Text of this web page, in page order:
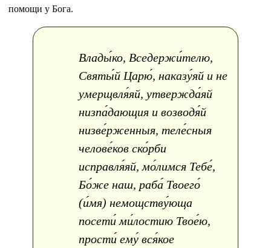
помощи у Бога.
Влады́ко, Вседержи́телю,
Святы́й Царю́, наказу́яй и не
умерщвля́яй, утвержда́яй
низпа́дающия и возводя́й
низве́рженныя, теле́сныя
челове́ков ско́рби
исправля́яй, мо́лимся Тебе́,
Бо́же наш, раба́ Твоего́
(и́мя) немощству́юща
посети́ ми́лостию Твое́ю,
прости́ ему́ вся́кое